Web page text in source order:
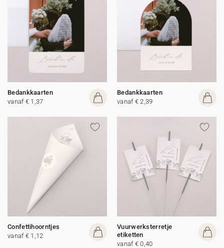
Bedankkaarten
vanaf € 1,37
Bedankkaarten
vanaf € 2,39
Confettihoorntjes
vanaf € 1,12
Vuurwerksterretje
etiketten
vanaf € 0,40